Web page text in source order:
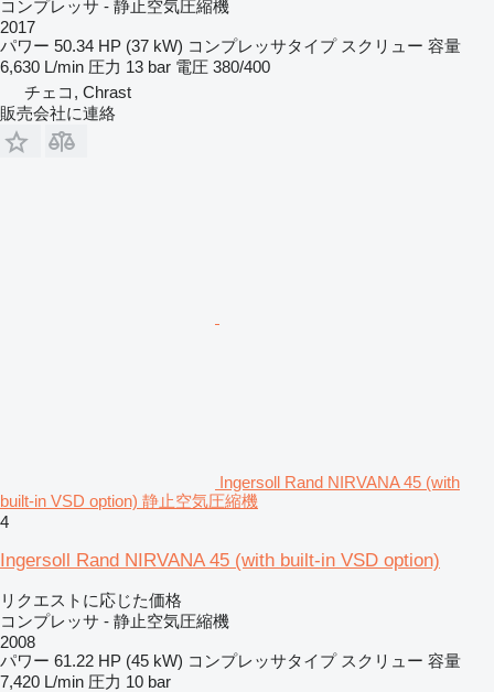
コンプレッサ - 静止空気圧縮機
2017
パワー 50.34 HP (37 kW) コンプレッサタイプ スクリュー 容量
6,630 L/min 圧力 13 bar 電圧 380/400
チェコ, Chrast
販売会社に連絡
Ingersoll Rand NIRVANA 45 (with
built-in VSD option) 静止空気圧縮機
4
Ingersoll Rand NIRVANA 45 (with built-in VSD option)
リクエストに応じた価格
コンプレッサ - 静止空気圧縮機
2008
パワー 61.22 HP (45 kW) コンプレッサタイプ スクリュー 容量
7,420 L/min 圧力 10 bar